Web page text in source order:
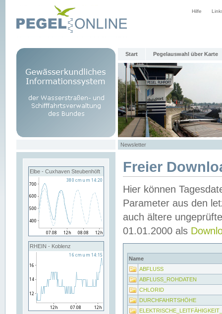
Hilfe
Start Pegelauswahl über Karte
Newsletter
Elbe - Cuxhaven Steubenhöft
RHEIN - Koblenz
Freier
Hier können
Parameter aus den
auch ältere
01.01.2000 als
Name
ABFLUSS
ABFLUSS_ROHDATEN
CHLORID
DURCHFAHRTSHÖHE